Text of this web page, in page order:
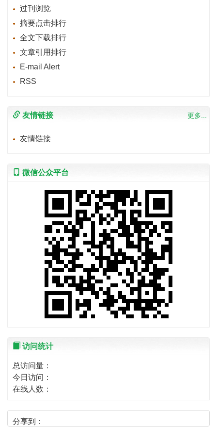
过刊浏览
摘要点击排行
全文下载排行
文章引用排行
E-mail Alert
RSS
友情链接 更多...
友情链接
微信公众平台
访问统计
总访问量：
今日访问：
在线人数：
分享到：